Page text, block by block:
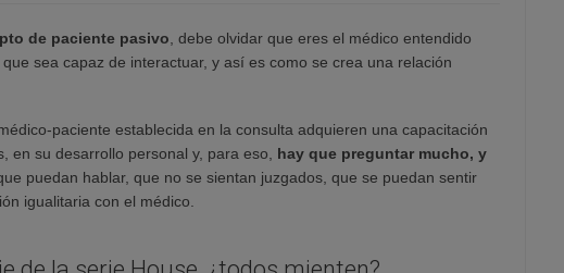
de paciente pasivo, debe olvidar que eres el médico entendido
sea capaz de interactuar, y así es como se crea una relación
paciente establecida en la consulta adquieren una capacitación
en su desarrollo personal y, para eso, hay que preguntar mucho, y
puedan hablar, que no se sientan juzgados, que se puedan sentir
igualitaria con el médico.